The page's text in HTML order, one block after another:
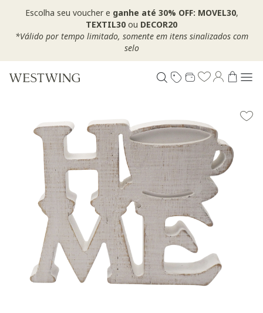
Escolha seu voucher e ganhe até 30% OFF: MOVEL30,
TEXTIL30 ou DECOR20
*Válido por tempo limitado, somente em itens sinalizados com
selo